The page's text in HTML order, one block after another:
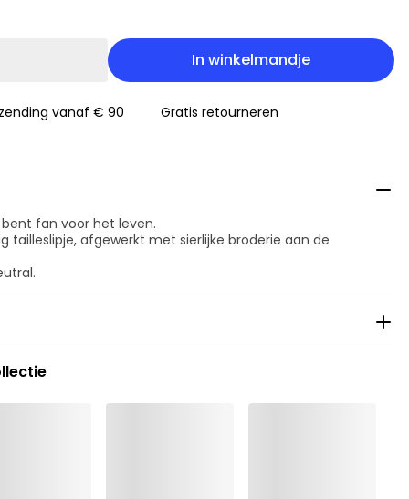
In winkelmandje
vanaf € 90 Gratis retourneren
fan voor het leven.
tailleslipje, afgewerkt met sierlijke broderie aan de